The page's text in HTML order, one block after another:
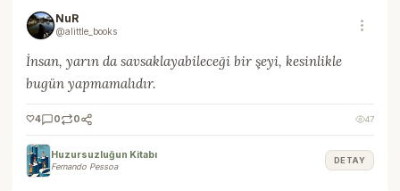
NuR
@alittle_books
İnsan, yarın da savsaklayabileceği bir şeyi, kesinlikle
bugün yapmamalıdır.
🤍4 0 0 47
Huzursuzluğun Kitabı
Fernando Pessoa
DETAY